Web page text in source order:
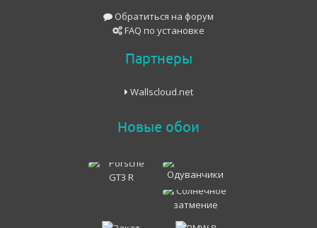
Обратиться на форум
FAQ по установке
Партнеры
Wallscloud.net
Новые обои